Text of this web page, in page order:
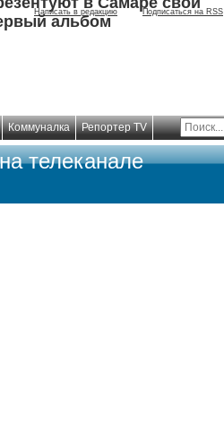
Написать в редакцию Подписаться на RSS
альбом
Коммуналка Репортер TV
телеканале